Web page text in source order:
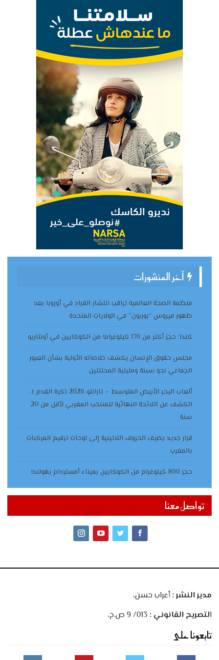
آخر المنشورات
منظمة الصحة العالمية تراقب انتشار القراد في أوروبا بعد
ظهور فيروس “بوربون” في الولايات المتحدة
كندا: حجز أكثر من 170 كيلوغراما من الكوكايين في أونتاريو
مجلس حقوق الإنسان يكشف خلاصاته الأولية بشأن العبور
الجماعي نحو سبتة ومليلية المحتلتين
ألعاب البحر الأبيض المتوسط – تارانتو 2026 (كرة القدم )..
الكشف عن اللائحة النهائية للمنتخب المغربي لأقل من 20
سنة
قرار جديد يضيف الحروف اللاتينية إلى لوحات ترقيم المركبات
بالمغرب
حجز 800 كيلوغرام من الكوكايين بميناء أمستردام بهولندا
تواصل معنا
مدير النشر :أعراب حسن،
التصريح القانوني :
تابعونا على